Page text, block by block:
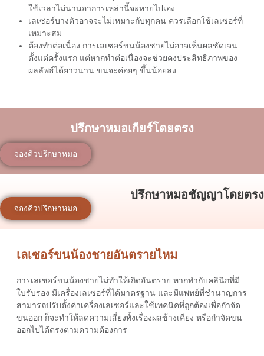
ใช้เวลาไม่นานอาการเหล่านี้จะหายไปเอง
เลเซอร์บางตัวอาจจะไม่เหมาะกับทุกคน ควรเลือกใช้เลเซอร์ที่
เหมาะสม
ต้องทำต่อเนื่อง การเลเซอร์ขนน้องชายไม่อาจเห็นผลชัดเจน
ตั้งแต่ครั้งแรก แต่หากทำต่อเนื่องจะช่วยคงประสิทธิภาพของ
ผลลัพธ์ได้ยาวนาน ขนจะค่อยๆ ขึ้นน้อยลง
ปรึกษาหมอเกียร์โดยตรง
จองคิวปรึกษาหมอ
ปรึกษาหมอชัญญาโดยตรง
จองคิวปรึกษาหมอ
เลเซอร์ขนน้องชายอันตรายไหม
การเลเซอร์ขนน้องชายไม่ทำให้เกิดอันตราย หากทำกับคลินิกที่มี
ใบรับรอง มีเครื่องเลเซอร์ที่ได้มาตรฐาน และมีแพทย์ที่ชำนาญการ
สามารถปรับตั้งค่าเครื่องเลเซอร์และใช้เทคนิคที่ถูกต้องเพื่อกำจัด
ขนออก ก็จะทำให้ลดความเสี่ยงทั้งเรื่องผลข้างเคียง หรือกำจัดขน
ออกไปได้ตรงตามความต้องการ